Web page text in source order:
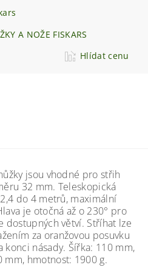
A NOŽE FISKARS
Hlídat cenu
jsou vhodné pro střih
32 mm. Teleskopická
do 4 metrů, maximální
je otočná až o 230° pro
větví. Stříhat lze
za oranžovou posuvku
konci násady. Šířka: 110 mm,
mm, hmotnost: 1900 g.